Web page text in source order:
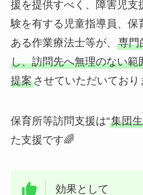
援を提供すべく、障害児支
験を有する児童指導員、保
ある作業療法士等が、 専門
し、訪問先へ無理のない範
提案させていただいており
保育所等訪問支援は“集団
た支援です🌈
効果として